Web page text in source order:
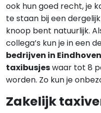
ook hun goed recht, je
te staan bij een
knoop bent natuurlijk.
collega’s kun je in een
bedrijven in Eindhoven
taxibusjeswaar tot 8
worden. Zo kun je
Zakelijk